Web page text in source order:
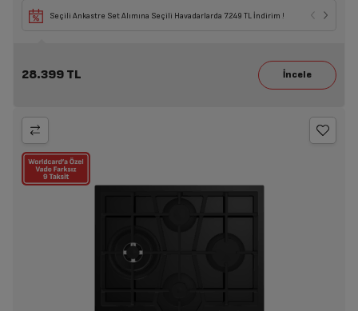
Seçili Ankastre Set Alımına Seçili Havadarlarda 7.249 TL İndirim !
28.399 TL